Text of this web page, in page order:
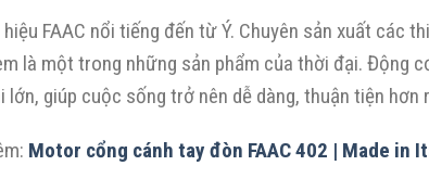
FAAC nổi tiếng đến từ Ý. Chuyên sản xuất
là một trong những sản phẩm của thời đại. Động
lớn, giúp cuộc sống trở nên dễ dàng, thuận tiện hơn
Motor cổng cánh tay đòn FAAC 402 | Made in